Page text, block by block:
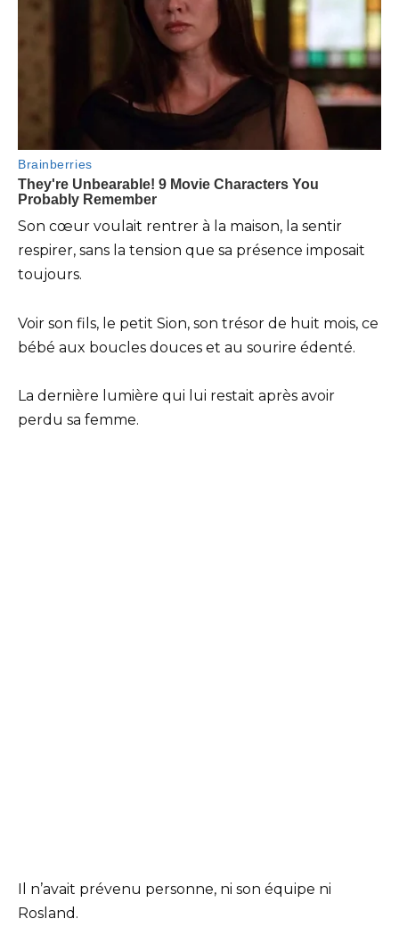
Son cœur voulait rentrer à la maison, la sentir
respirer, sans la tension que sa présence imposait
toujours.
Voir son fils, le petit Sion, son trésor de huit mois, ce
bébé aux boucles douces et au sourire édenté.
La dernière lumière qui lui restait après avoir
perdu sa femme.
Il n’avait prévenu personne, ni son équipe ni
Rosland.